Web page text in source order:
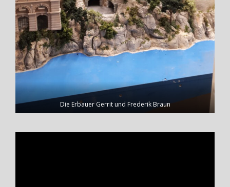
Die Erbauer Gerrit und Frederik Braun